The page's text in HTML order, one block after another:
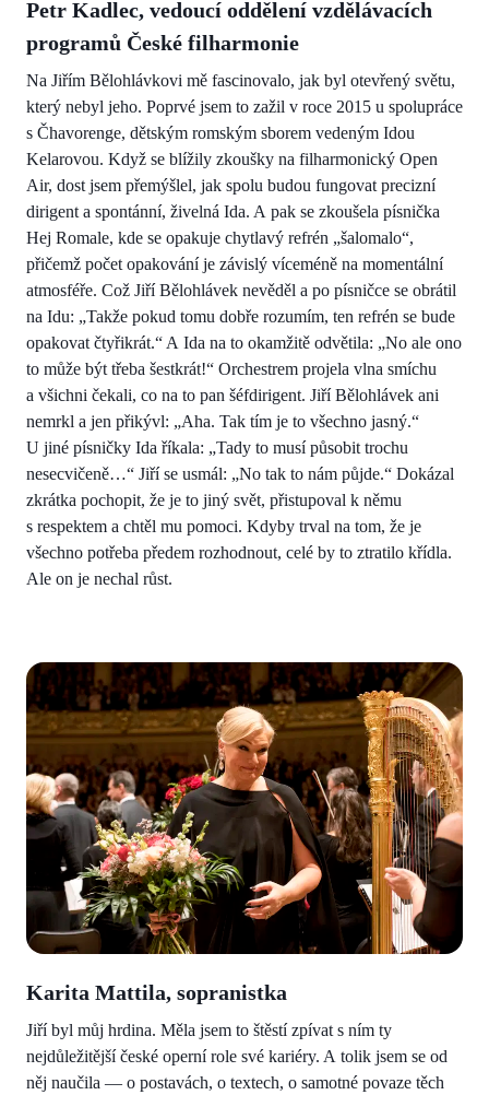
Petr Kadlec, vedoucí oddělení vzdělávacích
programů České filharmonie
Na Jiřím Bělohlávkovi mě fascinovalo, jak byl otevřený světu,
který nebyl jeho. Poprvé jsem to zažil v roce 2015 u spolupráce
s Čhavorenge, dětským romským sborem vedeným Idou
Kelarovou. Když se blížily zkoušky na filharmonický Open
Air, dost jsem přemýšlel, jak spolu budou fungovat precizní
dirigent a spontánní, živelná Ida. A pak se zkoušela písnička
Hej Romale, kde se opakuje chytlavý refrén „šalomalo“,
přičemž počet opakování je závislý víceméně na momentální
atmosféře. Což Jiří Bělohlávek nevěděl a po písničce se obrátil
na Idu: „Takže pokud tomu dobře rozumím, ten refrén se bude
opakovat čtyřikrát.“ A Ida na to okamžitě odvětila: „No ale ono
to může být třeba šestkrát!“ Orchestrem projela vlna smíchu
a všichni čekali, co na to pan šéfdirigent. Jiří Bělohlávek ani
nemrkl a jen přikývl: „Aha. Tak tím je to všechno jasný.“
U jiné písničky Ida říkala: „Tady to musí působit trochu
nesecvičeně…“ Jiří se usmál: „No tak to nám půjde.“ Dokázal
zkrátka pochopit, že je to jiný svět, přistupoval k němu
s respektem a chtěl mu pomoci. Kdyby trval na tom, že je
všechno potřeba předem rozhodnout, celé by to ztratilo křídla.
Ale on je nechal růst.
Karita Mattila, sopranistka
Jiří byl můj hrdina. Měla jsem to štěstí zpívat s ním ty
nejdůležitější české operní role své kariéry. A tolik jsem se od
něj naučila — o postavách, o textech, o samotné povaze těch